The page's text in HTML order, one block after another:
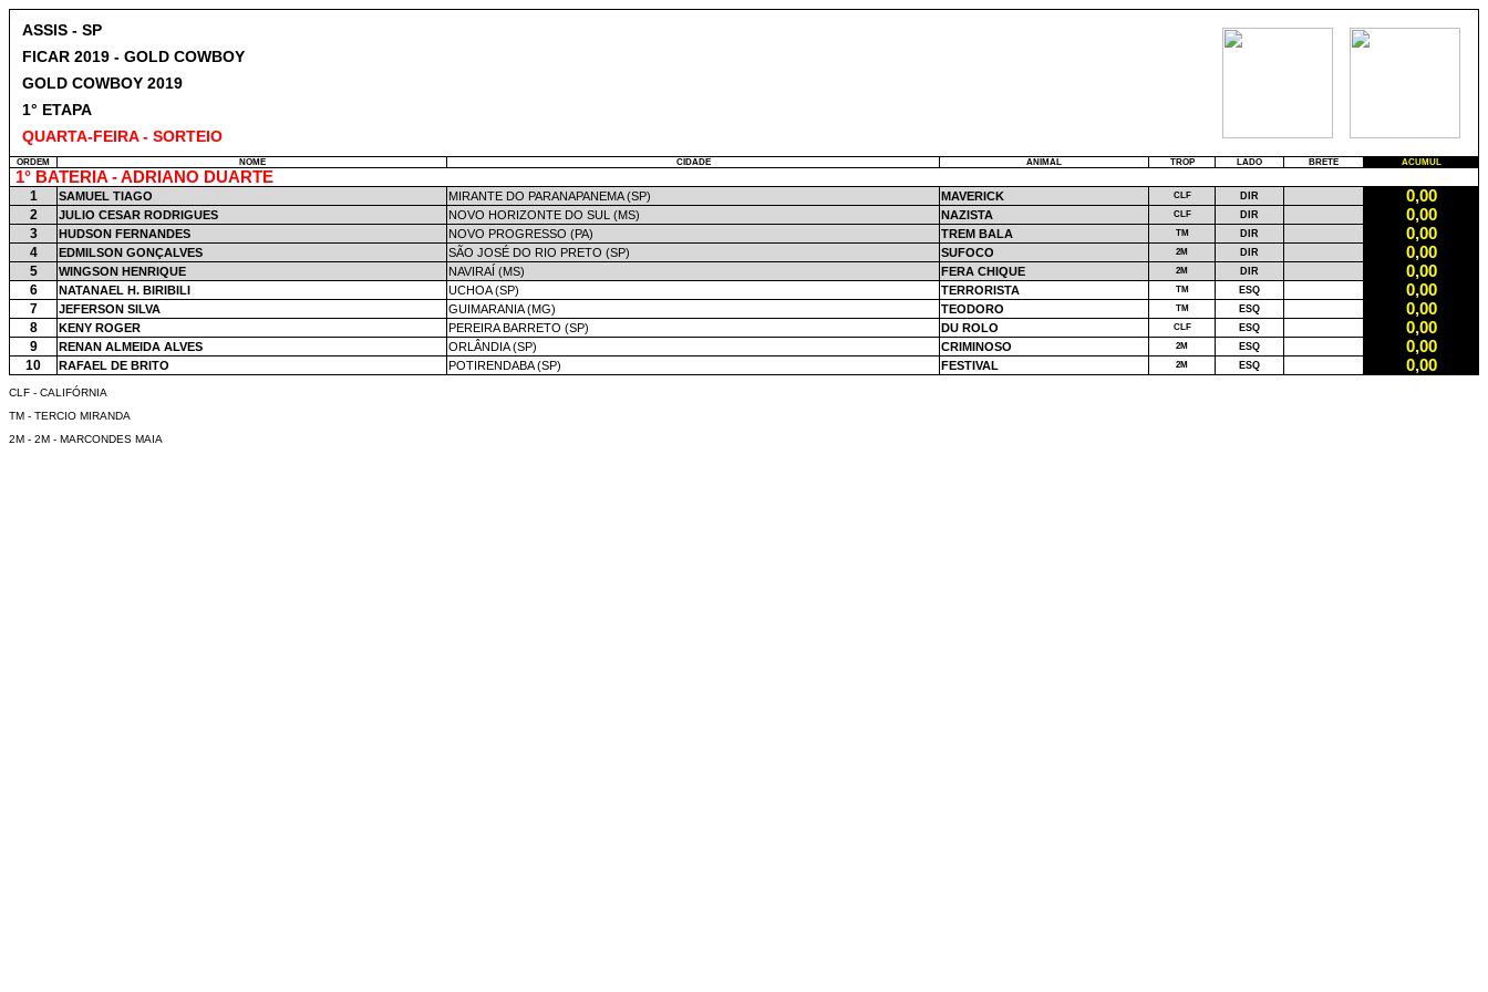
ASSIS - SP
FICAR 2019 - GOLD COWBOY
GOLD COWBOY 2019
1° ETAPA
QUARTA-FEIRA - SORTEIO
ORDEM NOME CIDADE ANIMAL TROP LADO BRETE ACUMUL
1° BATERIA - ADRIANO DUARTE
1 SAMUEL TIAGO MIRANTE DO PARANAPANEMA (SP) MAVERICK CLF DIR 0,00
2 JULIO CESAR RODRIGUES NOVO HORIZONTE DO SUL (MS) NAZISTA CLF DIR 0,00
3 HUDSON FERNANDES NOVO PROGRESSO (PA) TREM BALA TM DIR 0,00
4 EDMILSON GONÇALVES SÃO JOSÉ DO RIO PRETO (SP) SUFOCO 2M DIR 0,00
5 WINGSON HENRIQUE NAVIRAÍ (MS) FERA CHIQUE 2M DIR 0,00
6 NATANAEL H. BIRIBILI UCHOA (SP) TERRORISTA TM ESQ 0,00
7 JEFERSON SILVA GUIMARANIA (MG) TEODORO TM ESQ 0,00
8 KENY ROGER PEREIRA BARRETO (SP) DU ROLO CLF ESQ 0,00
9 RENAN ALMEIDA ALVES ORLÂNDIA (SP) CRIMINOSO 2M ESQ 0,00
10 RAFAEL DE BRITO POTIRENDABA (SP) FESTIVAL 2M ESQ 0,00
CLF - CALIFÓRNIA
TM - TERCIO MIRANDA
2M - 2M - MARCONDES MAIA